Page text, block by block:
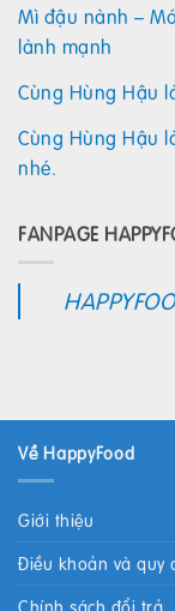
Mì đậu nành –
lành mạnh
Cùng Hùng Hậu
Cùng Hùng Hậu
nhé.
FANPAGE
Về HappyFood
Giới thiệu
Điều khoản và quy